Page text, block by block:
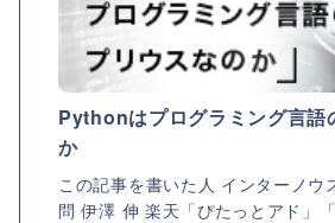
Pythonはプログラミング言語
か
この記事を書いた人 インターノウ
問 伊澤 伸 楽天「ぴたっとアド」